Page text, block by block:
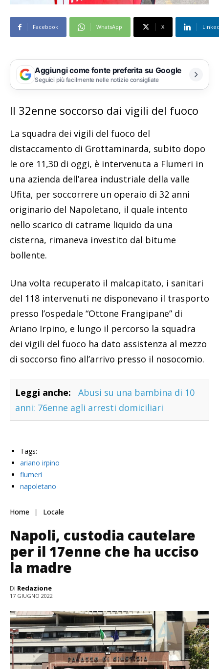
Facebook WhatsApp X
Aggiungi come fonte preferita su Google
Seguici più facilmente nelle notizie consigliate
Il 32enne soccorso dai vigili del fuoco
La squadra dei vigili del fuoco del
distaccamento di Grottaminarda, subito dopo
le ore 11,30 di oggi, è intervenuta a Flumeri in
una azienda dell’area industriale della valle
Ufita, per soccorrere un operaio di 32 anni
originario del Napoletano, il quale intento
nello scarico di catrame liquido da una
cisterna, rimaneva investito dal bitume
bollente.
Una volta recuperato il malcapitato, i sanitari
del 118 intervenuti ne disponevano il trasporto
presso l’ospedale “Ottone Frangipane” di
Ariano Irpino, e lungo il percorso la squadra
dei vigili del fuoco ha dato assistenza al mezzo
di soccorso fino all’arrivo presso il nosocomio.
Leggi anche:
Abusi su una bambina di 10
anni: 76enne agli arresti domiciliari
Tags:
ariano irpino
flumeri
napoletano
Home Locale
Napoli, custodia cautelare
per il 17enne che ha ucciso
la madre
Di Redazione
17 GIUGNO 2022